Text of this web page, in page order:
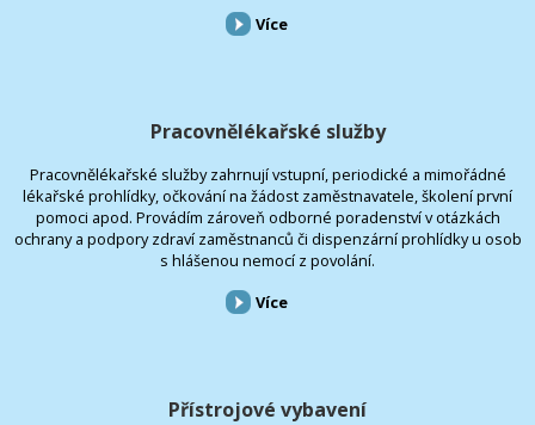
Více
Pracovnělékařské služby
Pracovnělékařské služby zahrnují vstupní, periodické a mimořádné
lékařské prohlídky, očkování na žádost zaměstnavatele, školení první
pomoci apod. Provádím zároveň odborné poradenství v otázkách
ochrany a podpory zdraví zaměstnanců či dispenzární prohlídky u osob
s hlášenou nemocí z povolání.
Více
Přístrojové vybavení